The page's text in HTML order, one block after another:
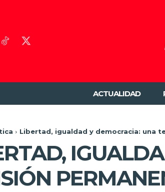
ACTUALIDAD
Libertad, igualdad y democracia: una